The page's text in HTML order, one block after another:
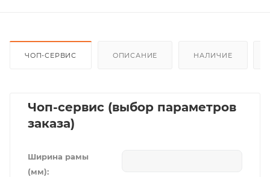
ЧОП-СЕРВИС ОПИСАНИЕ НАЛИЧИЕ
Чоп-сервис (выбор параметров
заказа)
Ширина рамы
(мм):